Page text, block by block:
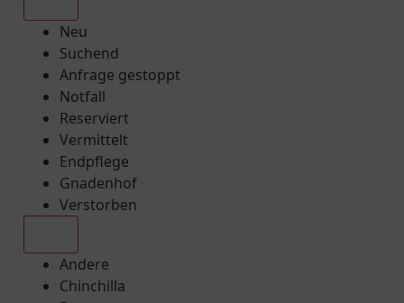
Neu
Suchend
Anfrage gestoppt
Notfall
Reserviert
Vermittelt
Endpflege
Gnadenhof
Verstorben
Andere
Chinchilla